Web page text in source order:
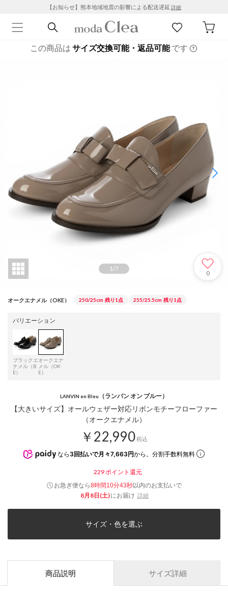
【お知らせ】熊本地域地震の影響による配送遅延 詳細
この商品は サイズ交換可能・返品可能です
1/7
0
オークエナメル（OKE） 250/25cm 残り1点 255/25.5cm 残り1点
バリエーション
ブラックエ
ナメル（B
E）
オークエナ
メル（OK
E）
LANVIN en Bleu （ランバン オン ブルー）
【大きいサイズ】オールウェザー対応リボンモチーフローファー
（オークエナメル）
￥22,990税込
なら 3回払いで月々7,663円から。分割手数料無料
229 ポイント還元
お急ぎ便なら8時間10分43秒以内のお支払いで
8月8日(土)にお届け 詳細
サイズ・色を選ぶ
商品説明 サイズ詳細